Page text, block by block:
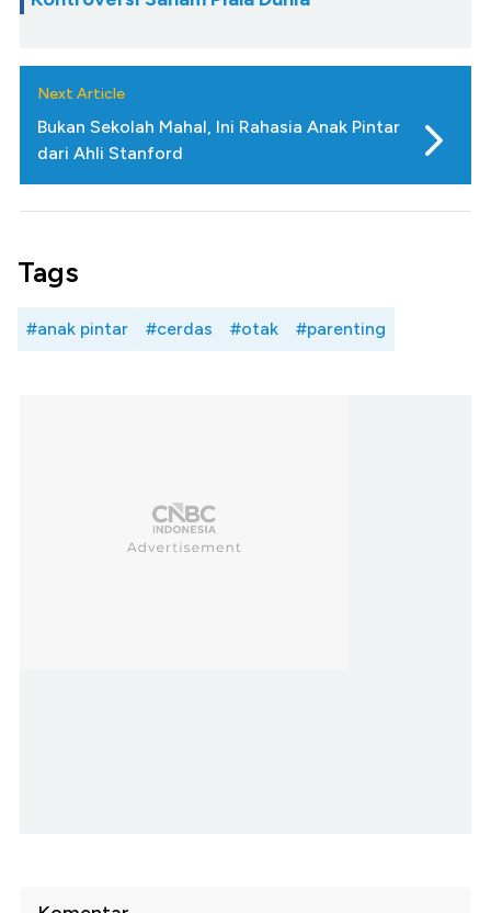
Next Article
Bukan Sekolah Mahal, Ini Rahasia Anak Pintar
dari Ahli Stanford
Tags
#anak pintar #cerdas #otak #parenting